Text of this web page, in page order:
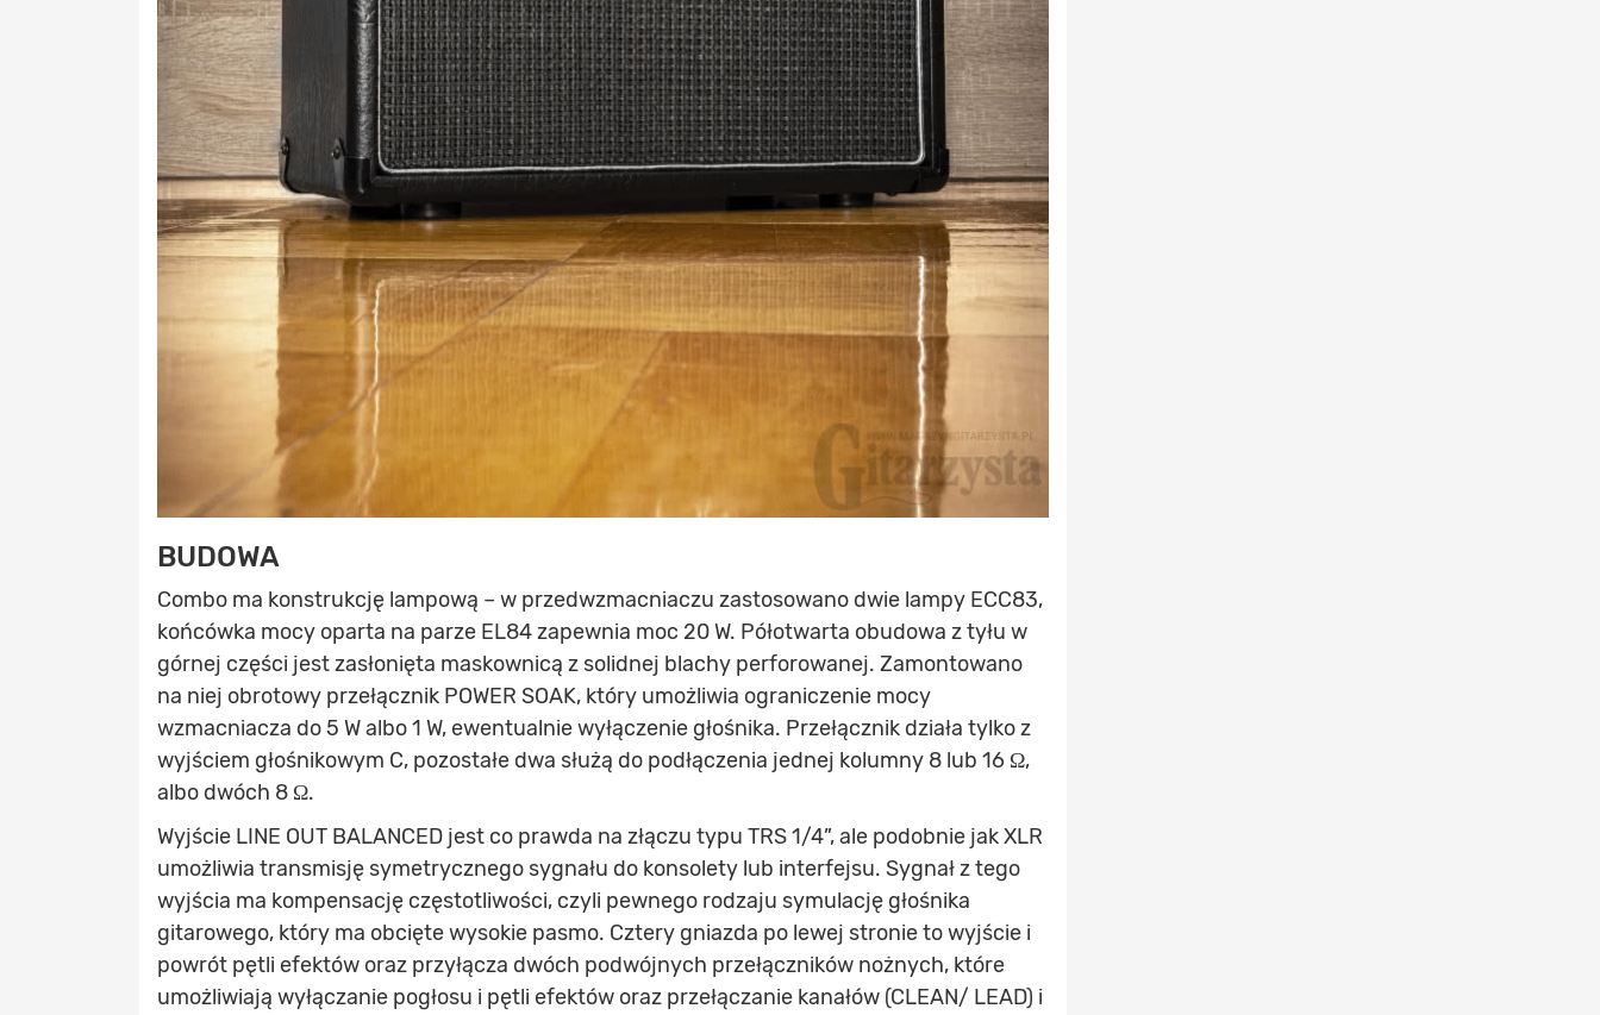
BUDOWA
Combo ma konstrukcję lampową – w przedwzmacniaczu zastosowano dwie lampy ECC83,
końcówka mocy oparta na parze EL84 zapewnia moc 20 W. Półotwarta obudowa z tyłu w
górnej części jest zasłonięta maskownicą z solidnej blachy perforowanej. Zamontowano
na niej obrotowy przełącznik POWER SOAK, który umożliwia ograniczenie mocy
wzmacniacza do 5 W albo 1 W, ewentualnie wyłączenie głośnika. Przełącznik działa tylko z
wyjściem głośnikowym C, pozostałe dwa służą do podłączenia jednej kolumny 8 lub 16 Ω,
albo dwóch 8 Ω.
Wyjście LINE OUT BALANCED jest co prawda na złączu typu TRS 1/4”, ale podobnie jak XLR
umożliwia transmisję symetrycznego sygnału do konsolety lub interfejsu. Sygnał z tego
wyjścia ma kompensację częstotliwości, czyli pewnego rodzaju symulację głośnika
gitarowego, który ma obcięte wysokie pasmo. Cztery gniazda po lewej stronie to wyjście i
powrót pętli efektów oraz przyłącza dwóch podwójnych przełączników nożnych, które
umożliwiają wyłączanie pogłosu i pętli efektów oraz przełączanie kanałów (CLEAN/ LEAD) i